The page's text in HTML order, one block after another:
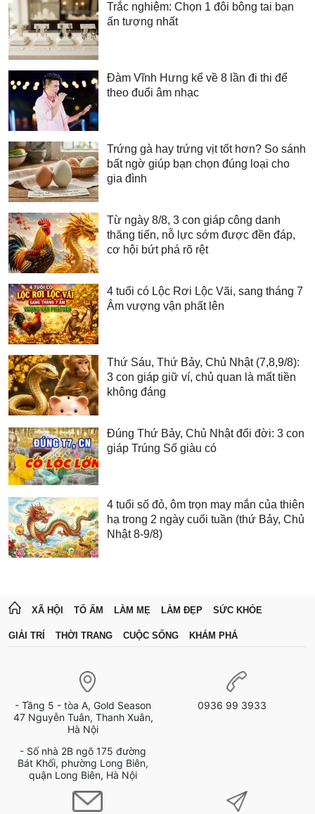
Trắc nghiệm: Chọn 1 đôi bông tai bạn
ấn tượng nhất
Đàm Vĩnh Hưng kể về 8 lần đi thi để
theo đuổi âm nhạc
Trứng gà hay trứng vịt tốt hơn? So sánh
bất ngờ giúp bạn chọn đúng loại cho
gia đình
Từ ngày 8/8, 3 con giáp công danh
thăng tiến, nỗ lực sớm được đền đáp,
cơ hội bứt phá rõ rệt
4 tuổi có Lộc Rơi Lộc Vãi, sang tháng 7
Âm vượng vận phất lên
Thứ Sáu, Thứ Bảy, Chủ Nhật (7,8,9/8):
3 con giáp giữ ví, chủ quan là mất tiền
không đáng
Đúng Thứ Bảy, Chủ Nhật đổi đời: 3 con
giáp Trúng Số giàu có
4 tuổi số đỏ, ôm trọn may mắn của thiên
hạ trong 2 ngày cuối tuần (thứ Bảy, Chủ
Nhật 8-9/8)
XÃ HỘI TỔ ẤM LÀM MẸ LÀM ĐẸP SỨC KHỎE
GIẢI TRÍ THỜI TRANG CUỘC SỐNG KHÁM PHÁ
- Tầng 5 - tòa A, Gold Season
47 Nguyễn Tuân, Thanh Xuân,
Hà Nội
- Số nhà 2B ngõ 175 đường
Bát Khối, phường Long Biên,
quận Long Biên, Hà Nội
0936 99 3933